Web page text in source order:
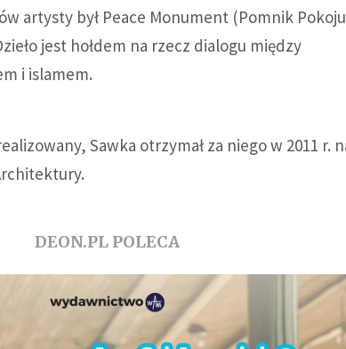
artysty był Peace Monument (Pomnik
jest hołdem na rzecz dialogu między
i islamem.
Sawka otrzymał za niego w 2011 r.
DEON.PL POLECA